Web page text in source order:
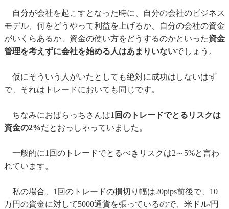
自分が会社を起こすとなった時に、自分の会社のビジネス
モデル、何をどうやって利益を上げるか、自分の会社の資金
がいくらあるか、資金の使い方をどうするのかといった資金
管理を考えずに会社を始める人はあまりいないでしょう。
仮にそういう人がいたとしても絶対に成功はしないはず
で、それはトレードにおいても同じです。
ちなみにおばらっちさんは1回のトレードでとるリスクは
資金の2%だとおっしゃっていました。
一般的に1回のトレードでとるべきリスクは2～5%と言わ
れています。
私の場合、1回のトレードの損切り幅は20pips前後で、10
万円の資金に対して5000通貨を張っているので、米ドル/円